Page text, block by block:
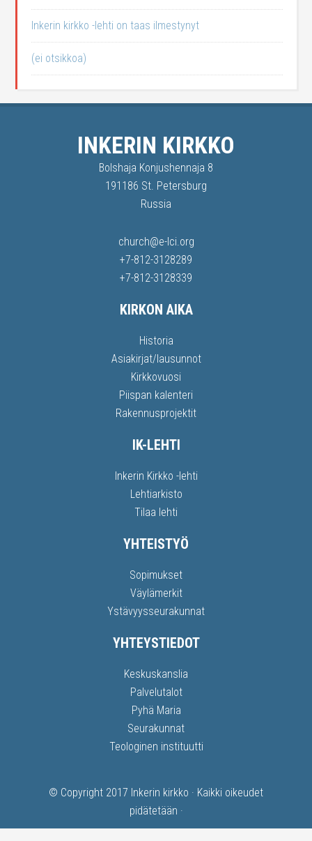
Inkerin kirkko -lehti on taas ilmestynyt
(ei otsikkoa)
INKERIN KIRKKO
Bolshaja Konjushennaja 8
191186 St. Petersburg
Russia
church@e-lci.org
+7-812-3128289
+7-812-3128339
KIRKON AIKA
Historia
Asiakirjat/lausunnot
Kirkkovuosi
Piispan kalenteri
Rakennusprojektit
IK-LEHTI
Inkerin Kirkko -lehti
Lehtiarkisto
Tilaa lehti
YHTEISTYÖ
Sopimukset
Väylämerkit
Ystävyysseurakunnat
YHTEYSTIEDOT
Keskuskanslia
Palvelutalot
Pyhä Maria
Seurakunnat
Teologinen instituutti
© Copyright 2017 Inkerin kirkko · Kaikki oikeudet
pidätetään ·